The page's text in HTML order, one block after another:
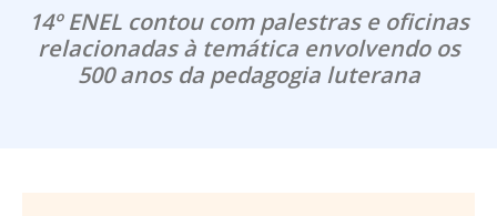
14º ENEL contou com palestras e oficinas
relacionadas à temática envolvendo os
500 anos da pedagogia luterana